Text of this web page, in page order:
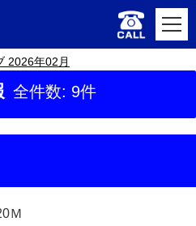
2026年02月
全件数: 9件
Ｍ